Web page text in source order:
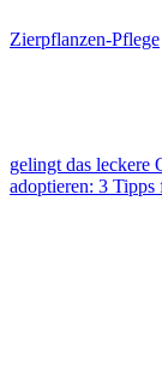
Zierpflanzen-Pflege
gelingt das leckere
adoptieren: 3